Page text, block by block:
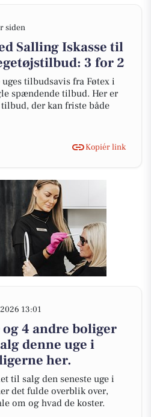
siden
Salling Iskasse til
3 for 2
tilbudsavis fra Føtex i
spændende tilbud. Her er
der kan friste både
Kopiér link
13:01
4 andre boliger
denne uge i
her.
til salg den seneste uge i
det fulde overblik over,
om og hvad de koster.